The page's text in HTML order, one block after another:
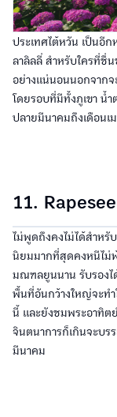
ประเทศไต้หวัน เป็นอี
ลาลิลลี่ สำหรับใครที่ชื่
อย่างแน่นอนนอกจากจ
โดยรอบที่มีทั้งภูเขา น้ำ
ปลายมีนาคมถึงเดือนเ
11.
ไม่พูดถึงคงไม่ได้สำห
นิยมมากที่สุดคงหนีไม่
มณฑลยูนนาน รับรองไ
พื้นที่อันกว้างใหญ่จะทำ
นี้ และยังชมพระอาทิต
จินตนาการก็เกินจะบร
มีนาคม